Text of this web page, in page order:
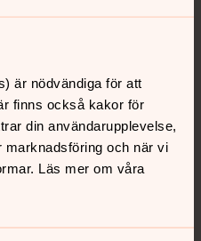
är nödvändiga för att
finns också kakor för
din användarupplevelse,
och när vi
Läs mer om våra